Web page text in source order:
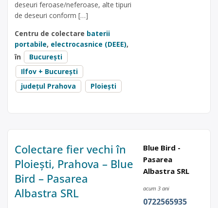
deseuri feroase/neferoase, alte tipuri
de deseuri conform […]
Centru de colectare baterii
portabile, electrocasnice (DEEE),
în
București
Ilfov + București
județul Prahova
Ploiești
Colectare fier vechi în
Ploiești, Prahova – Blue
Bird – Pasarea
Albastra SRL
Blue Bird -
Pasarea
Albastra SRL
acum 3 ani
0722565935